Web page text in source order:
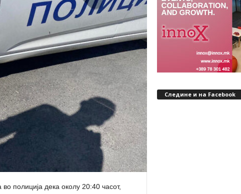
полиција дека околу 20:40 часот,
Следине и на Facebook